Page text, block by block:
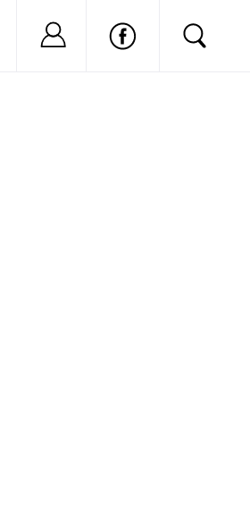
Nu ai cont?